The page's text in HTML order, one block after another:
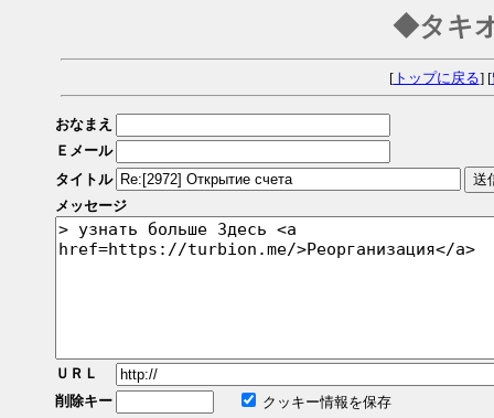
◆タキ
[トップに戻る] [
おなまえ
Ｅメール
タイトル
メッセージ
ＵＲＬ
削除キー
クッキー情報を保存